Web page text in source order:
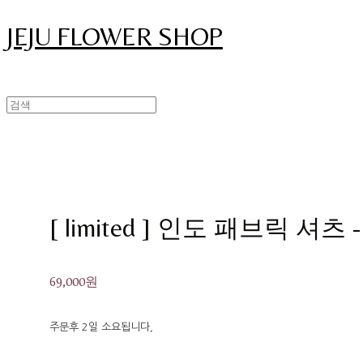
JEJU FLOWER SHOP
[ limited ] 인도 패브릭 셔츠
69,000원
주문후 2일 소요됩니다,